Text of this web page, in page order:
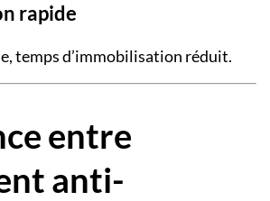
rapide
temps d’immobilisation réduit.
entre
anti-